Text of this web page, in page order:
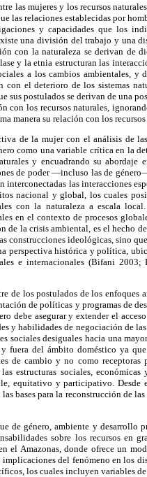
las mujeres y los recursos
las relaciones establecidas por
y capacidades que los
una división del trabajo y una
con la naturaleza se derivan de
y la etnia estructuran las
a los cambios ambientales, y
el deterioro de los sistemas
sus postulados se derivan de una
con los recursos naturales,
manera su relación con los
de la mujer con el análisis de
como una variable crítica en la
y encuadrando su abordaje
de poder —incluso las de
las interacciones
nacional y global, los cuales
con la naturaleza a escala
en el contexto de procesos
la crisis ambiental, es el hecho
construcciones ideológicas, sino
perspectiva histórica y política,
e internacionales (Bifani 2003;
de los postulados de los enfoques
de políticas y programas de
debe asegurar y extender el
y habilidades de negociación de
sociales desiguales hacia una
fuera del ámbito doméstico ya
de cambio y no como receptoras
estructuras sociales,
equitativo y participativo. Desde
bases para la reconstrucción de
de género, ambiente y desarrollo
sobre los recursos en
Amazonas, donde ofrece un
del fenómeno en los
los cuales incluyen variables